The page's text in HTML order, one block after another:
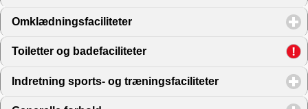
Omklædningsfaciliteter
Toiletter og badefaciliteter
Indretning sports- og træningsfaciliteter click to expand